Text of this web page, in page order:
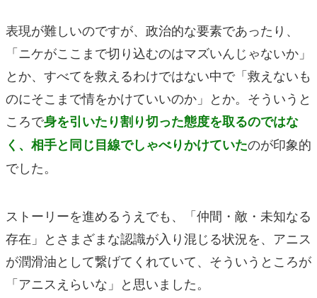
表現が難しいのですが、政治的な要素であったり、
「ニケがここまで切り込むのはマズいんじゃないか」
とか、すべてを救えるわけではない中で「救えないも
のにそこまで情をかけていいのか」とか。そういうと
ころで身を引いたり割り切った態度を取るのではな
く、相手と同じ目線でしゃべりかけていたのが印象的
でした。
ストーリーを進めるうえでも、「仲間・敵・未知なる
存在」とさまざまな認識が入り混じる状況を、アニス
が潤滑油として繋げてくれていて、そういうところが
「アニスえらいな」と思いました。